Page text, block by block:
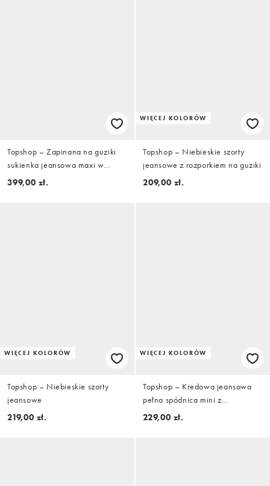
Topshop – Zapinana na guziki
sukienka jeansowa maxi w
kolorze kości słoniowej z
399,00 zł.
WIĘCEJ KOLORÓW
Topshop – Niebieskie szorty
jeansowe z rozporkiem na guziki
209,00 zł.
WIĘCEJ KOLORÓW
Topshop – Niebieskie szorty
jeansowe
219,00 zł.
WIĘCEJ KOLORÓW
Topshop – Kredowa jeansowa
pełna spódnica mini z
zakładkami
229,00 zł.